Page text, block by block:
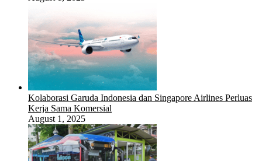
Kolaborasi Garuda Indonesia dan Singapore Airlines Perluas
Kerja Sama Komersial
August 1, 2025